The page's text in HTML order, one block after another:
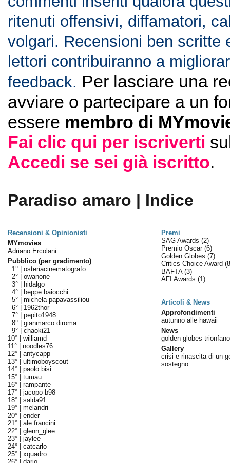
ritenuti offensivi, diffamatori,
volgari. Recensioni ben scritte
lettori contribuiranno a
feedback. Per lasciare una
avviare o partecipare a un
essere membro di
Fai clic qui per iscriverti
Accedi se sei già iscritto.
Paradiso amaro | Indice
Recensioni & Opinionisti
Premi
MYmovies
Adriano Ercolani
Pubblico (per gradimento)
1° | osteriacinematografo
2° | owanone
3° |
hidalgo
4° |
beppe baiocchi
5° | michela papavassiliou
6° | 1962thor
7° | pepito1948
8° | gianmarco.diroma
9° | chaoki21
10° | williamd
11° | noodles76
12° | antycapp
13° | ultimoboyscout
14° | paolo bisi
15° | tumau
16° | rampante
17° | jacopo b98
18° | salda91
19° | melandri
20° | ender
21° | ale.francini
22° | glenn_glee
23° | jaylee
24° | catcarlo
25° | xquadro
SAG Awards (2)
Premio Oscar (6)
Golden Globes (7)
Critics Choice Award
BAFTA (3)
AFI Awards (1)
Articoli & News
Approfondimenti
autunno alle hawaii
News
golden globes
Gallery
crisi e rinascita di un
sostegno